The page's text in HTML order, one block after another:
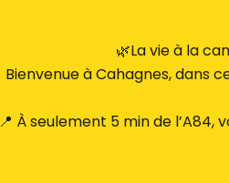
🌿La vie à la
Bienvenue à Cahagnes, dans
📍 À seulement 5 min de